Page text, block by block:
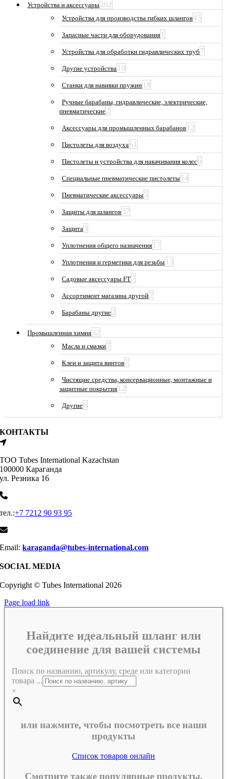
Устройства и аксессуары262
Устройства для производства гибких шлангов45
Запасные части для оборудования 1
Устройства для обработки гидравлических труб 7
Другие устройства 10
Станки для навивки пружин 18
Ручные барабаны, гидравлические, электрические,
пневматические2
Аксессуары для промышленных барабанов 12
Пистолеты для воздуха61
Пистолеты и устройства для накачивания колес6
Специальные пневматические пистолеты 14
Пневматические аксессуары5
Защиты для шлангов37
Защита3
Уплотнения общего назначения 17
Уплотнения и герметики для резьбы 13
Садовые аксессуары FT7
Ассортимент магазина другой2
Барабаны другие2
Промышленная химия32
Масла и смазки7
Клеи и защита винтов7
Чистящие средства, консервационные, монтажные и
защитные покрытия 12
Другие6
КОНТАКТЫ
ТОО Tubes International Kazachstan
100000 Караганда
ул. Резника 16
тел.:+7 7212 90 93 95
Email:karaganda@tubes-international.com
SOCIAL MEDIA
Copyright © Tubes International 2026
Page load link
Найдите идеальный шланг или
соединение для вашей системы
Поиск по названию, артикулу, среде или категории
товара ...
×
или нажмите, чтобы посмотреть все наши
продукты
Список товаров онлайн
Смотрите также популярные продукты,